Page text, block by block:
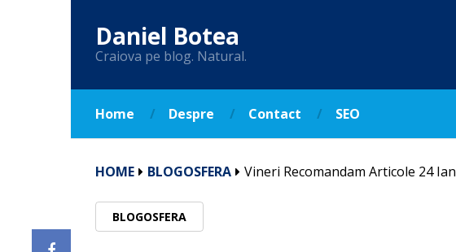
Daniel Botea
Craiova pe blog. Natural.
Home Despre Contact SEO
HOME BLOGOSFERA Vineri Recomandam Articole 24 Ian
BLOGOSFERA